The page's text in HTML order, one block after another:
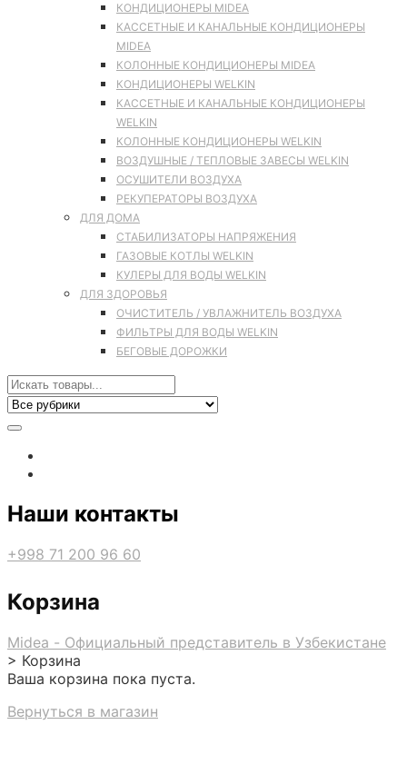
КОНДИЦИОНЕРЫ MIDEA
КАССЕТНЫЕ И КАНАЛЬНЫЕ КОНДИЦИОНЕРЫ
MIDEA
КОЛОННЫЕ КОНДИЦИОНЕРЫ MIDEA
КОНДИЦИОНЕРЫ WELKIN
КАССЕТНЫЕ И КАНАЛЬНЫЕ КОНДИЦИОНЕРЫ
WELKIN
КОЛОННЫЕ КОНДИЦИОНЕРЫ WELKIN
ВОЗДУШНЫЕ / ТЕПЛОВЫЕ ЗАВЕСЫ WELKIN
ОСУШИТЕЛИ ВОЗДУХА
РЕКУПЕРАТОРЫ ВОЗДУХА
ДЛЯ ДОМА
СТАБИЛИЗАТОРЫ НАПРЯЖЕНИЯ
ГАЗОВЫЕ КОТЛЫ WELKIN
КУЛЕРЫ ДЛЯ ВОДЫ WELKIN
ДЛЯ ЗДОРОВЬЯ
ОЧИСТИТЕЛЬ / УВЛАЖНИТЕЛЬ ВОЗДУХА
ФИЛЬТРЫ ДЛЯ ВОДЫ WELKIN
БЕГОВЫЕ ДОРОЖКИ
Наши контакты
+998 71 200 96 60
Корзина
Midea - Официальный представитель в Узбекистане
> Корзина
Ваша корзина пока пуста.
Вернуться в магазин